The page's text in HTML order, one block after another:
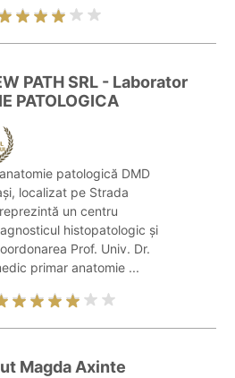
PATH SRL - Laborator
PATOLOGICA
patologică DMD
localizat pe Strada
un centru
histopatologic și
Prof. Univ. Dr.
primar anatomie ...
Magda Axinte